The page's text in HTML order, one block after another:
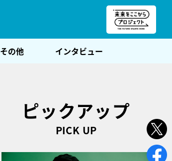
その他 インタビュー
ピックアップ
PICK UP